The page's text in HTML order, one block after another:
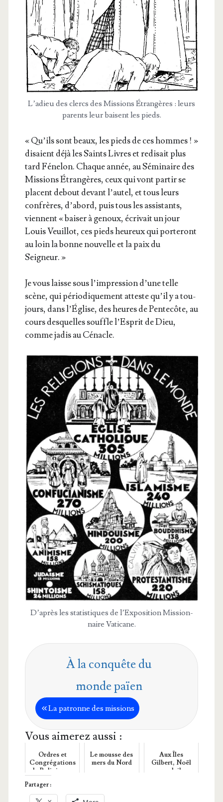
L’a­dieu des clercs des Mis­sions Étran­gères : leurs
parents leur baisent les pieds.
« Qu’ils sont beaux, les pieds de ces hommes ! »
disaient déjà les Saints Livres et redi­sait plus
tard Féne­lon. Chaque année, au Sémi­naire des
Mis­sions Étran­gères, ceux qui vont par­tir se
placent debout devant l’au­tel, et tous leurs
confrères, d’a­bord, puis tous les assis­tants,
viennent « bai­ser à genoux, écri­vait un jour
Louis Veuillot, ces pieds heu­reux qui por­te­ront
au loin la bonne nou­velle et la paix du
Seigneur. »
Je vous laisse sous l’im­pres­sion d’une telle
scène, qui pério­di­que­ment atteste qu’il y a tou­
jours, dans l’É­glise, des heures de Pen­te­côte, au
cours des­quelles souffle l’Es­prit de Dieu,
comme jadis au Cénacle.
D’a­près les sta­tis­tiques de l’Ex­po­si­tion Mis­sion­
naire Vaticane.
À la conquête du
monde païen
La patronne des missions
Vous aimerez aussi :
Ordres et
Congrégations
de Religieuses
Le mousse des
mers du Nord
Aux Îles
Gilbert, Noël
au soleil…
Partager :